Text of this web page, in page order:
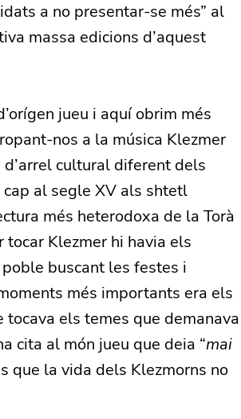
a no presentar-se més” al
massa edicions d’aquest
jueu i aquí obrim més
nos a la música Klezmer
d’arrel cultural diferent dels
al segle XV als shtetl
més heterodoxa de la Torà
Klezmer hi havia els
buscant les festes i
més importants era els
els temes que demanava
cita al món jueu que deia “mai
que la vida dels Klezmorns no